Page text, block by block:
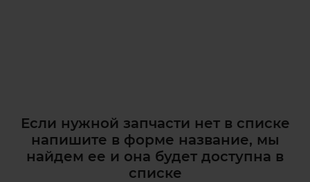
Если нужной запчасти нет в списке
напишите в форме название, мы
найдем ее и она будет доступна в
списке